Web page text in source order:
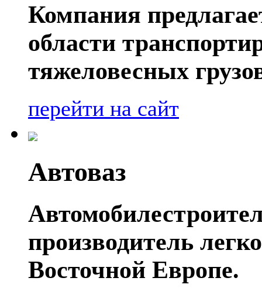
Компания
области
тяжеловесных
перейти на сайт
Автоваз
производитель
Восточной Европе.